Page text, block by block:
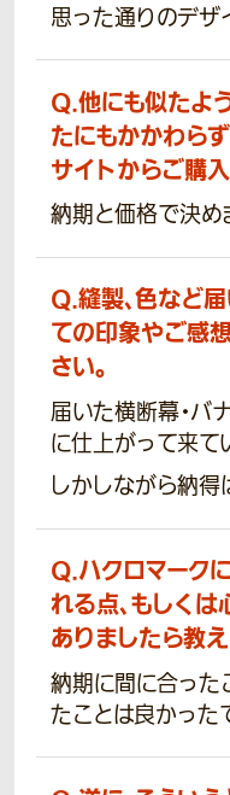
思った通りのデザ
Q.他にも似たよ
たにもかかわらず
サイトからご購
納期と価格で決め
Q.縫製、色など
ての印象やご感
さい。
届いた横断幕・バ
に仕上がって来て
しかしながら納得
Q.ハクロマーク
れる点、もしく
ありましたら教
納期に間に合った
たことは良かった